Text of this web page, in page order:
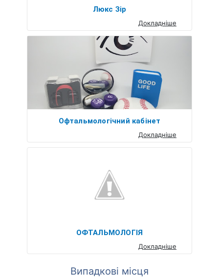
Люкс Зір
Докладніше
Офтальмологічний кабінет
Докладніше
ОФТАЛЬМОЛОГІЯ
Докладніше
Випадкові місця